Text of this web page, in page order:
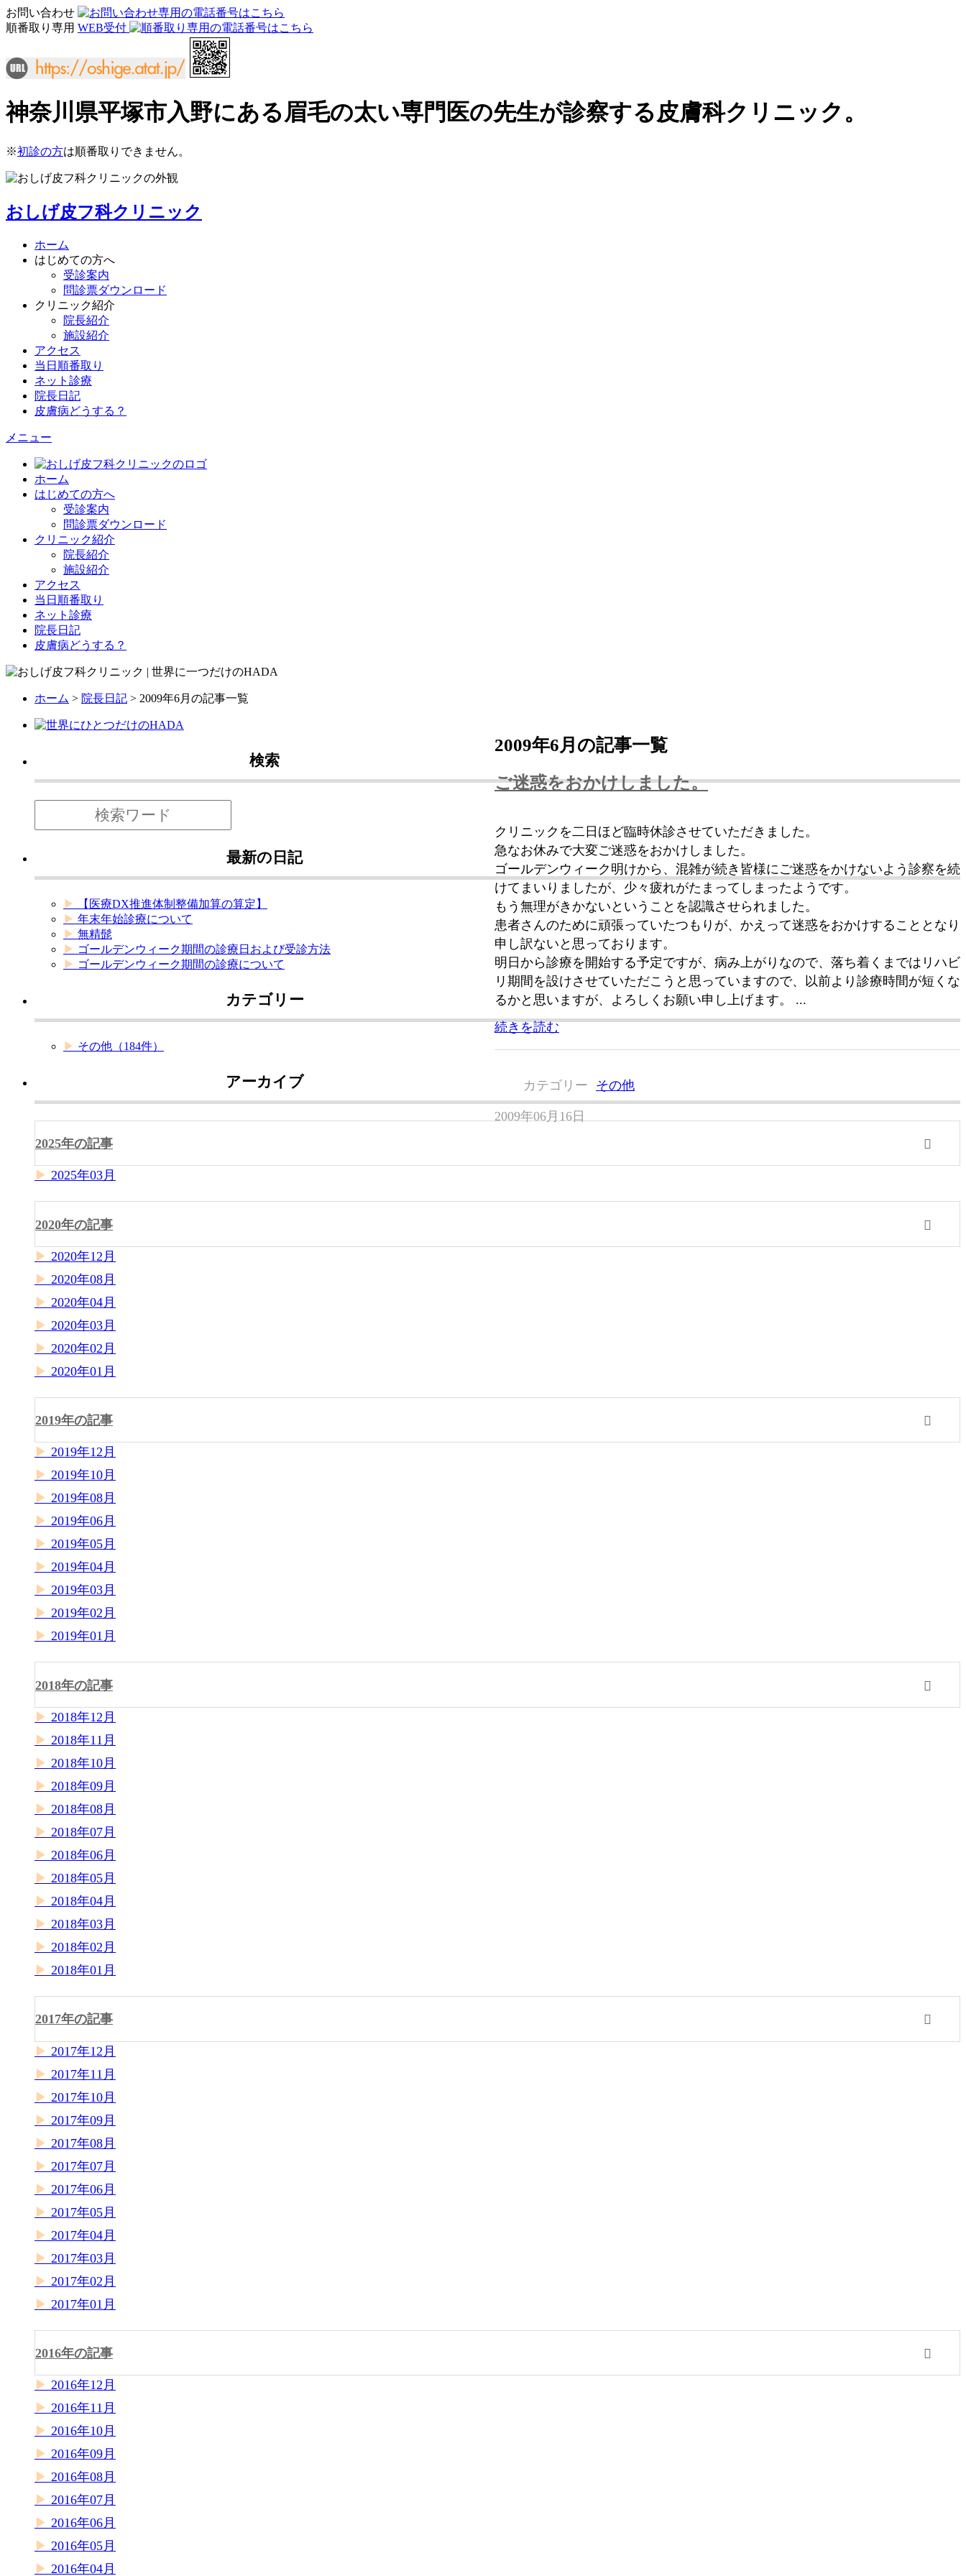
お問い合わせ
順番取り専用 WEB受付
神奈川県平塚市入野にある眉毛の太い専門医の先生が診察する皮膚科クリニック。
※初診の方は順番取りできません。
おしげ皮フ科クリニック
ホーム
はじめての方へ
受診案内
問診票ダウンロード
クリニック紹介
院長紹介
施設紹介
アクセス
当日順番取り
ネット診療
院長日記
皮膚病どうする？
メニュー
ホーム
はじめての方へ
受診案内
問診票ダウンロード
クリニック紹介
院長紹介
施設紹介
アクセス
当日順番取り
ネット診療
院長日記
皮膚病どうする？
ホーム > 院長日記 > 2009年6月の記事一覧
2009年6月の記事一覧
ご迷惑をおかけしました。
クリニックを二日ほど臨時休診させていただきました。
急なお休みで大変ご迷惑をおかけしました。
ゴールデンウィーク明けから、混雑が続き皆様にご迷惑をかけないよう診察を続
けてまいりましたが、少々疲れがたまってしまったようです。
もう無理がきかないということを認識させられました。
患者さんのために頑張っていたつもりが、かえって迷惑をおかけすることとなり
申し訳ないと思っております。
明日から診療を開始する予定ですが、病み上がりなので、落ち着くまではリハビ
リ期間を設けさせていただこうと思っていますので、以前より診療時間が短くな
るかと思いますが、よろしくお願い申し上げます。 ...
続きを読む
カテゴリー その他
2009年06月16日
検索
最新の日記
【医療DX推進体制整備加算の算定】
年末年始診療について
無精髭
ゴールデンウィーク期間の診療日および受診方法
ゴールデンウィーク期間の診療について
カテゴリー
その他 （184件）
アーカイブ
2025年の記事
2025年03月
2020年の記事
2020年12月
2020年08月
2020年04月
2020年03月
2020年02月
2020年01月
2019年の記事
2019年12月
2019年10月
2019年08月
2019年06月
2019年05月
2019年04月
2019年03月
2019年02月
2019年01月
2018年の記事
2018年12月
2018年11月
2018年10月
2018年09月
2018年08月
2018年07月
2018年06月
2018年05月
2018年04月
2018年03月
2018年02月
2018年01月
2017年の記事
2017年12月
2017年11月
2017年10月
2017年09月
2017年08月
2017年07月
2017年06月
2017年05月
2017年04月
2017年03月
2017年02月
2017年01月
2016年の記事
2016年12月
2016年11月
2016年10月
2016年09月
2016年08月
2016年07月
2016年06月
2016年05月
2016年04月